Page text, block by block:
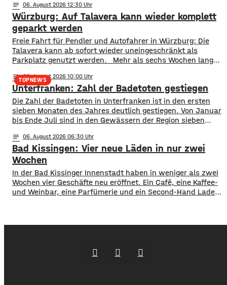
Von Januar bis Juni wurden fast 514.000 Patientinnen und
Patienten ambulant und stationär behandelt, 9 % mehr als
im Vorjahr. Für das
notes 06. August 2026 12:30
Würzburg: Auf Talavera kann wieder komplett
geparkt werden
​​Freie Fahrt für Pendler und Autofahrer in Würzburg: Die
Talavera kann ab sofort wieder uneingeschränkt als
Parkplatz genutzt werden. ​Mehr als sechs Wochen lang
wurde auf der Talavera das Kiliani gefeiert, anschließend
war ein Circus zu Gast. ​Mittlerweile sind sowohl das
Fest- als auch das Circuszelt wieder abgebaut und
verschwunden. …
TOPNEWS
notes 06. August 2026 10:00
Unterfranken: Zahl der Badetoten gestiegen
Die Zahl der Badetoten in Unterfranken ist in den ersten
sieben Monaten des Jahres deutlich gestiegen. Von Januar
bis Ende Juli sind in den Gewässern der Region sieben
waren es drei. Diese Zahlen teilte die DLRG mit. Auch
bayernweit ist die Zahl der Badetoten gestiegen. Während
im Freistaat die
notes 06. August 2026 06:30
Bad Kissingen: Vier neue Läden in nur zwei
Wochen
In der Bad Kissinger Innenstadt haben in weniger als zwei
Wochen vier Geschäfte neu eröffnet. Ein Café, eine Kaffee-
und Weinbar, eine Parfümerie und ein Second-Hand Laden